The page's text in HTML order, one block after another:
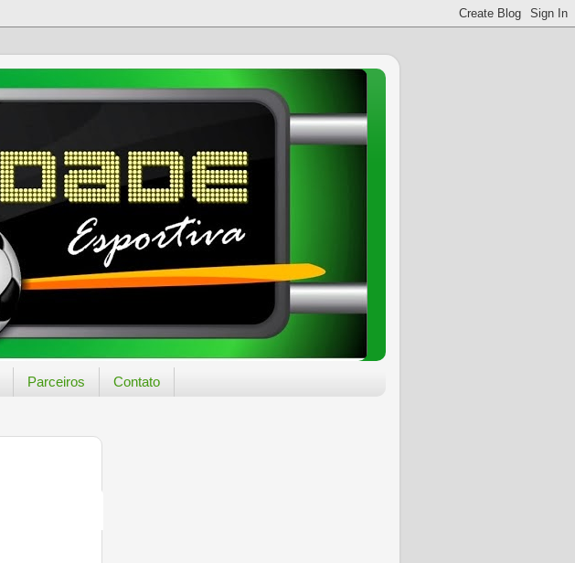
Parceiros Contato